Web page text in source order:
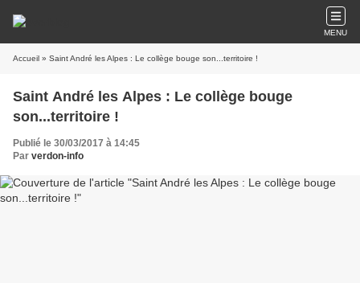
MENU
Accueil » Saint André les Alpes : Le collège bouge son...territoire !
Saint André les Alpes : Le collège bouge
son...territoire !
Publié le 30/03/2017 à 14:45
Par verdon-info